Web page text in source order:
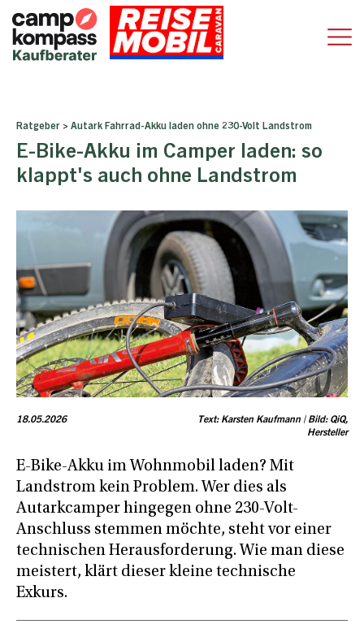
Ratgeber > Autark Fahrrad-Akku laden ohne 230-Volt Landstrom
E-Bike-Akku im Camper laden: so
klappt's auch ohne Landstrom
18.05.2026
Text: Karsten Kaufmann | Bild: QiQ,
Hersteller
E-Bike-Akku im Wohnmobil laden? Mit
Landstrom kein Problem. Wer dies als
Autarkcamper hingegen ohne 230-Volt-
Anschluss stemmen möchte, steht vor einer
technischen Herausforderung. Wie man diese
meistert, klärt dieser kleine technische
Exkurs.